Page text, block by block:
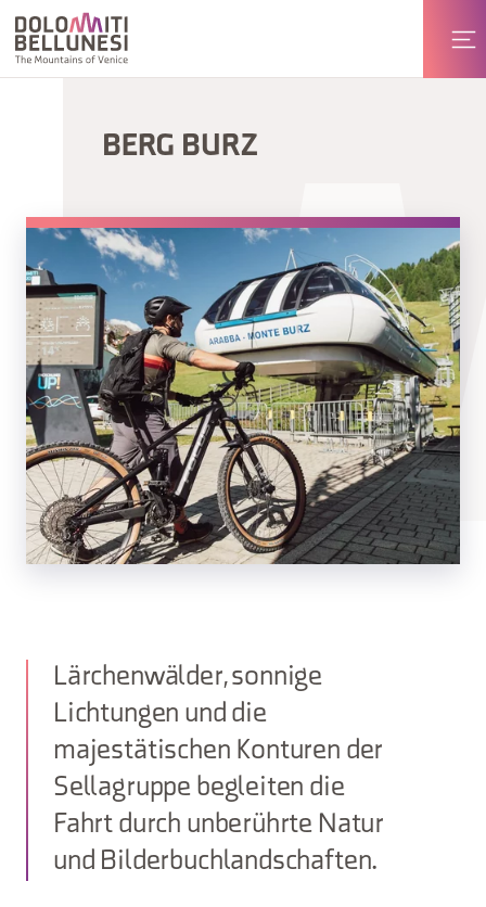
BERG BURZ
Lärchenwälder, sonnige
Lichtungen und die
majestätischen Konturen der
Sellagruppe begleiten die
Fahrt durch unberührte Natur
und Bilderbuchlandschaften.